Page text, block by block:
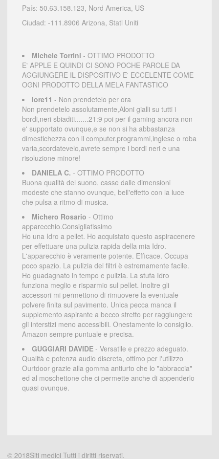
País: 50.63.158.123, Nord America, US
Ciudad: -111.8906 Arizona, Stati Uniti
Michele Torrini - OTTIMO PRODOTTO
E' APPLE E QUINDI CI SONO POCHE PAROLE DA
AGGIUNGERE IL DISPOSITIVO E' ECCELENTE COME
OGNI PRODOTTO DELLA MELA FANTASTICO
lore11 - Non prendetelo per ora
Non prendetelo assolutamente,Aloni gialli su tutti i
bordi,neri sbiaditi.......21:9 poi per il gaming ancora non
e' supportato ovunque,e se non si ha abbastanza
dimestichezza con il computer,programmi,inglese o roba
varia,scordatevelo,avrete sempre i bordi neri e una
risoluzione minore!
DANIELA C. - OTTIMO PRODOTTO
Buona qualità del suono, casse dalle dimensioni
modeste che stanno ovunque, bell'effetto con la luce
che pulsa a ritmo di musica.
Michero Rosario - Ottimo
apparecchio.Consigliatissimo
Ho una Idro a pellet. Ho acquistato questo aspiracenere
per effettuare una pulizia rapida della mia Idro.
L'apparecchio è veramente potente. Efficace. Occupa
poco spazio. La pulizia dei filtri è estremamente facile.
Ho guadagnato in tempo e pulizia. La stufa Idro
funziona meglio e risparmio sul pellet. Inoltre gli
accessori mi permettono di rimuovere la eventuale
polvere finita sul pavimento. Unica pecca manca il
supplemento aspirante a becco stretto per raggiungere
gli interstizi meno accessibili. Onestamente lo consiglio.
Amazon sempre puntuale e precisa.
GUGGIARI DAVIDE - Versatile e prezzo adeguato.
Qualità e potenza audio discreta, ottimo per l'utilizzo
Ourtdoor grazie alla gomma antiurto che lo "abbraccia"
ed al moschettone che ci permette anche di appenderlo
quasi ovunque.
© 2018Siti medici Tutti i diritti riservati.